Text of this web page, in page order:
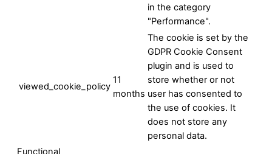
in the category
"Performance".
viewed_cookie_policy
11
months
The cookie is set by the
GDPR Cookie Consent
plugin and is used to
store whether or not
user has consented to
the use of cookies. It
does not store any
personal data.
Functional